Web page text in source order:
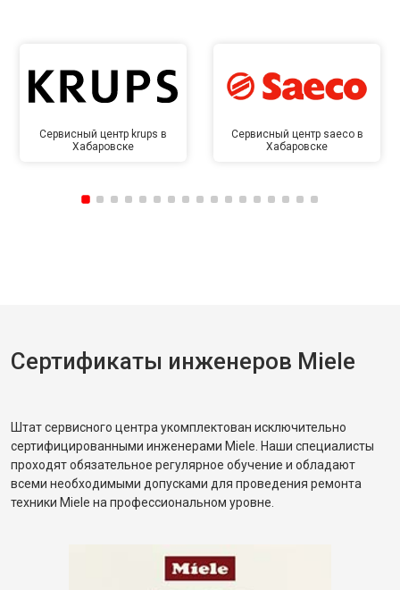
Сервисный центр krups в
Хабаровске
Сервисный центр saeco в
Хабаровске
Сертификаты инженеров Miele
Штат сервисного центра укомплектован исключительно
сертифицированными инженерами Miele. Наши специалисты
проходят обязательное регулярное обучение и обладают
всеми необходимыми допусками для проведения ремонта
техники Miele на профессиональном уровне.